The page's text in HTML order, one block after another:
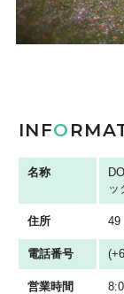
INFO
名称
ッ
住所 49
電話番号
営業時間